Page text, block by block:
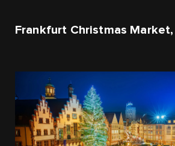
Frankfurt Christmas Market,